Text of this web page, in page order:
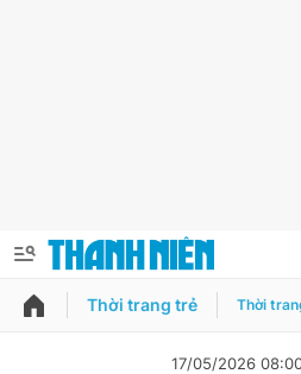
PODCAST QUẢNG CÁO
Thời trang trẻ Thời
17/05/2026